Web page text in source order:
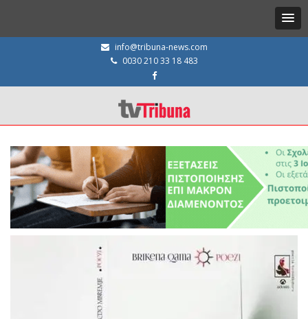
info@tribuna-news.com
0030 210 33 18 483